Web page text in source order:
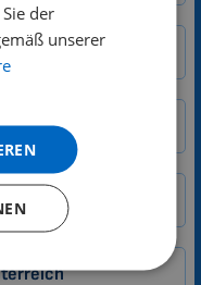
PLZ
PORTUGUESE
SPANISH
CATALAN
BULGARIAN
MALAYSIAN
HINDI
CHINESE (TRADITIONAL)
der
unserer